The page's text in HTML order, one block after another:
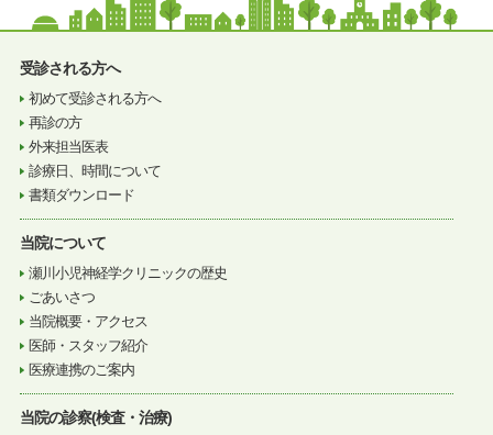
受診される方へ
初めて受診される方へ
再診の方
外来担当医表
診療日、時間について
書類ダウンロード
当院について
瀬川小児神経学クリニックの歴史
ごあいさつ
当院概要・アクセス
医師・スタッフ紹介
医療連携のご案内
当院の診察(検査・治療)